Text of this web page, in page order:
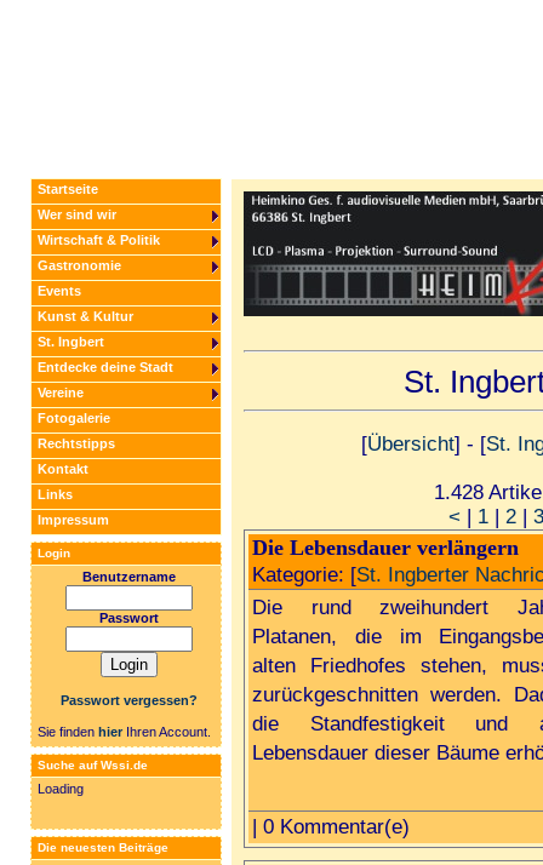
Login
Benutzername
Passwort
Passwort vergessen?
Sie finden hierIhren Account.
Suche auf Wssi.de
Loading
Die neuesten Beiträge
St.
[Übersicht] - [St.
1.428
<
1 2 3
Die Lebensdauer verlängern
Kategorie: [St. Ingberter
Die rund zweihundert
Platanen, die im
alten Friedhofes stehen,
zurückgeschnitten werden.
die Standfestigkeit und
Lebensdauer dieser Bäume
| 0 Kommentar(e)
Startseite
Wer sind wir
Wirtschaft & Politik
Gastronomie
Events
Kunst & Kultur
St. Ingbert
Entdecke deine Stadt
Vereine
Fotogalerie
Rechtstipps
Kontakt
Links
Impressum